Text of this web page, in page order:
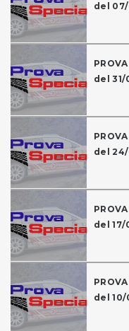
del
del 31/
del
del 17/
del 10/